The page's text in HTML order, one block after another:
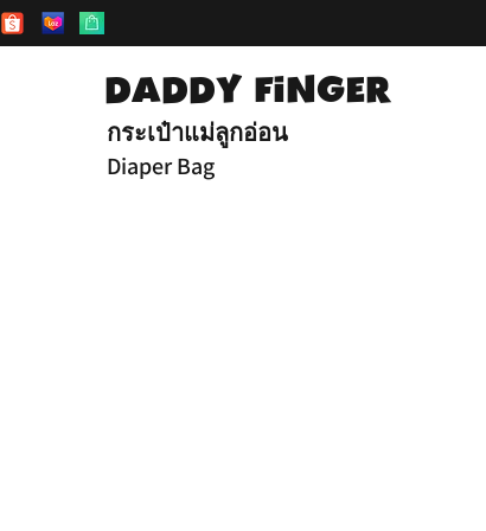
กระเป๋าแม่ลูกอ่อน
Diaper Bag
DADDY FiNGER